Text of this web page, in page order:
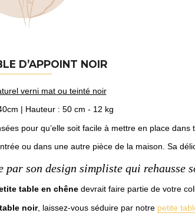
D’APPOINT NOIR
verni mat ou teinté noir
| Hauteur : 50 cm - 12 kg
pour qu’elle soit facile à mettre en place dans
ou dans une autre pièce de la maison. Sa
par son design simpliste qui rehausse
table en chênedevrait faire partie de votre
noir, laissez-vous séduire par notre petite